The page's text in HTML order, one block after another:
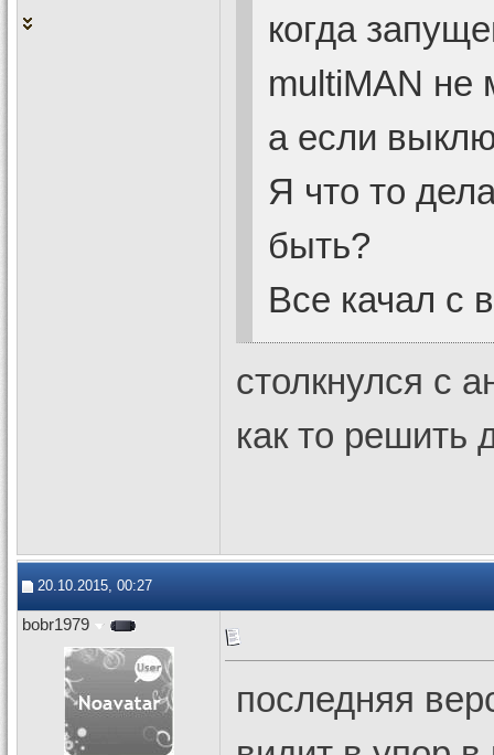
когда
multiMAN не
а если
Я что то
быть?
Все качал с
столкнулся с
как то решить
20.10.2015, 00:27
bobr1979
последняя